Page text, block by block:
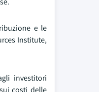
e le
Institute,
investitori
costi delle